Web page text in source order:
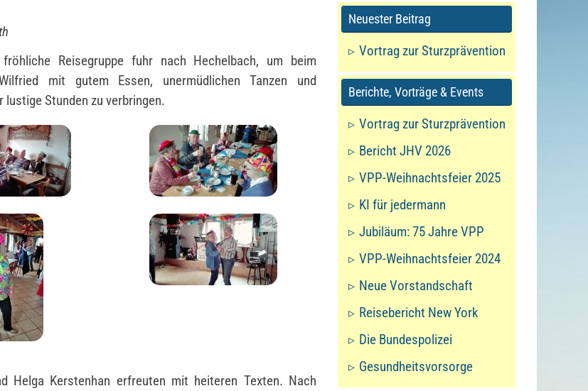
Reisegruppe fuhr nach Hechelbach, um beim
mit gutem Essen, unermüdlichen Tanzen und
lustige Stunden zu verbringen.
Helga Kerstenhan erfreuten mit heiteren Texten. Nach
Neuester Beitrag
Vortrag zur Sturzprävention
Berichte, Vorträge & Events
Vortrag zur Sturzprävention
Bericht JHV 2026
VPP-Weihnachtsfeier 2025
KI für jedermann
Jubiläum: 75 Jahre VPP
VPP-Weihnachtsfeier 2024
Neue Vorstandschaft
Reisebericht New York
Die Bundespolizei
Gesundheitsvorsorge